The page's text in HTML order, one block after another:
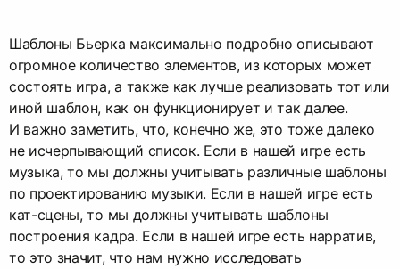
Шаблоны Бьерка максимально подробно описывают
огромное количество элементов, из которых может
состоять игра, а также как лучше реализовать тот или
иной шаблон, как он функционирует и так далее.
И важно заметить, что, конечно же, это тоже далеко
не исчерпывающий список. Если в нашей игре есть
музыка, то мы должны учитывать различные шаблоны
по проектированию музыки. Если в нашей игре есть
кат-сцены, то мы должны учитывать шаблоны
построения кадра. Если в нашей игре есть нарратив,
то это значит, что нам нужно исследовать